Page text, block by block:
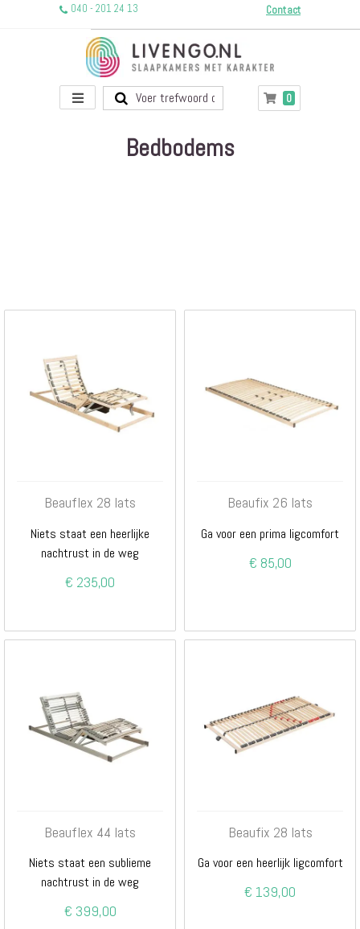
040 - 201 24 13 Contact
Toggle
Winkelwagen
0producten
Bedbodems
Beauflex 28 lats
Niets staat een heerlijke
nachtrust in de weg
€ 235,00
Beaufix 26 lats
Ga voor een prima ligcomfort
€ 85,00
Beauflex 44 lats
Niets staat een sublieme
nachtrust in de weg
€ 399,00
Beaufix 28 lats
Ga voor een heerlijk ligcomfort
€ 139,00